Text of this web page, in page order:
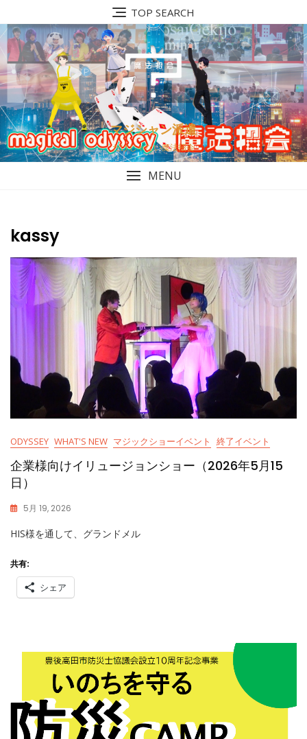
to
content
TOP SEARCH
マジシャン派遣
だけじゃない魔法招会
MENU
kassy
ODYSSEY WHAT'S NEW マジックショーイベント 終了イベント
企業様向けイリュージョンショー（2026年5月15
日）
5月 19, 2026
A
HIS様を通して、グランドメル
共有:
シェア